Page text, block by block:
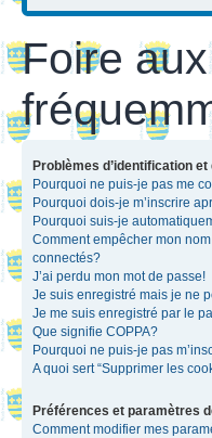
Foire
Problèmes d’identification et
Pourquoi ne puis-je pas me
Pourquoi dois-je m’inscrire
Pourquoi suis-je
Comment empêcher mon
connectés?
J’ai perdu mon mot de passe!
Je suis enregistré mais je ne
Je me suis enregistré par le
Que signifie COPPA?
Pourquoi ne puis-je pas
A quoi sert “Supprimer les
Préférences et paramètres
Comment modifier mes